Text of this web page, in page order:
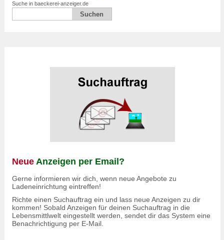
Suche in baeckerei-anzeiger.de
Neue Anzeigen per Email?
Gerne informieren wir dich, wenn neue Angebote zu
Ladeneinrichtung eintreffen!
Richte einen Suchauftrag ein und lass neue Anzeigen zu dir
kommen! Sobald Anzeigen für deinen Suchauftrag in die
Lebensmittlwelt eingestellt werden, sendet dir das System eine
Benachrichtigung per E-Mail.